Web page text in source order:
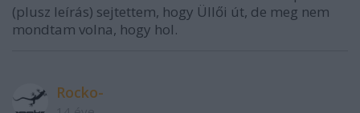
(plusz leírás) sejtettem, hogy Üllői út, de meg nem
mondtam volna, hogy hol.
Rocko-